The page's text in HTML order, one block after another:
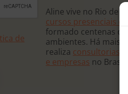
de
Aline vive no Rio de
cursos presenciais e
formado centenas de
ambientes. Há mais
realiza consultorias
e empresas no